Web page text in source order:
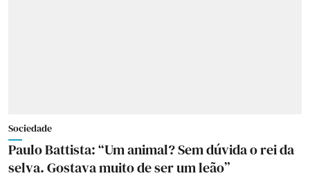
Sociedade
Paulo Battista: “Um animal? Sem dúvida o rei da
selva. Gostava muito de ser um leão”